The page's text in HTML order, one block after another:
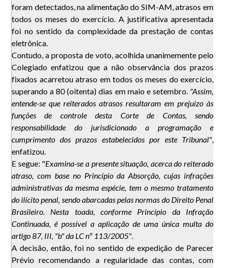
foram detectados, na alimentação do SIM-AM, atrasos em
todos os meses do exercício. A justificativa apresentada
foi no sentido da complexidade da prestação de contas
eletrônica.
Contudo, a proposta de voto, acolhida unanimemente pelo
Colegiado enfatizou que a não observância dos prazos
fixados acarretou atraso em todos os meses do exercício,
superando a 80 (oitenta) dias em maio e setembro. "Assim,
entende-se que reiterados atrasos resultaram em prejuízo às
funções de controle desta Corte de Contas, sendo
responsabilidade do jurisdicionado a programação e
cumprimento dos prazos estabelecidos por este Tribunal",
enfatizou.
E segue: "Examina-se a presente situação, acerca do reiterado
atraso, com base no Princípio da Absorção, cujas infrações
administrativas da mesma espécie, tem o mesmo tratamento
do ilícito penal, sendo abarcadas pelas normas do Direito Penal
Brasileiro. Nesta toada, conforme Princípio da Infração
Continuada, é possível a aplicação de uma única multa do
artigo 87, III, "b" da LC nº 113/2005".
A decisão, então, foi no sentido de expedição de Parecer
Prévio recomendando a regularidade das contas, com